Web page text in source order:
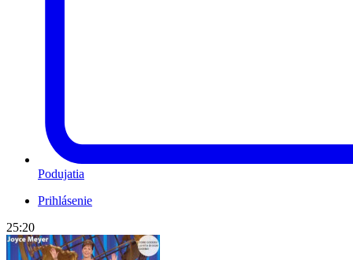
Podujatia
Prihlásenie
25:20